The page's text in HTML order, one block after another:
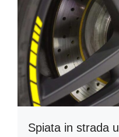
Spiata in strada